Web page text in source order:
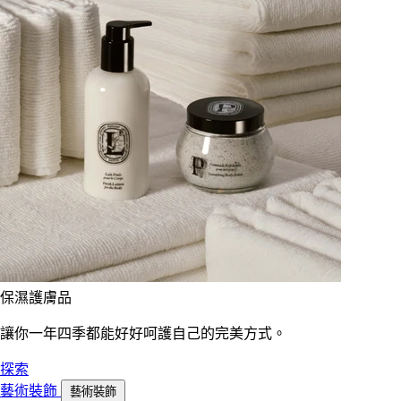
保濕護膚品
讓你一年四季都能好好呵護自己的完美方式。
探索
藝術裝飾
藝術裝飾